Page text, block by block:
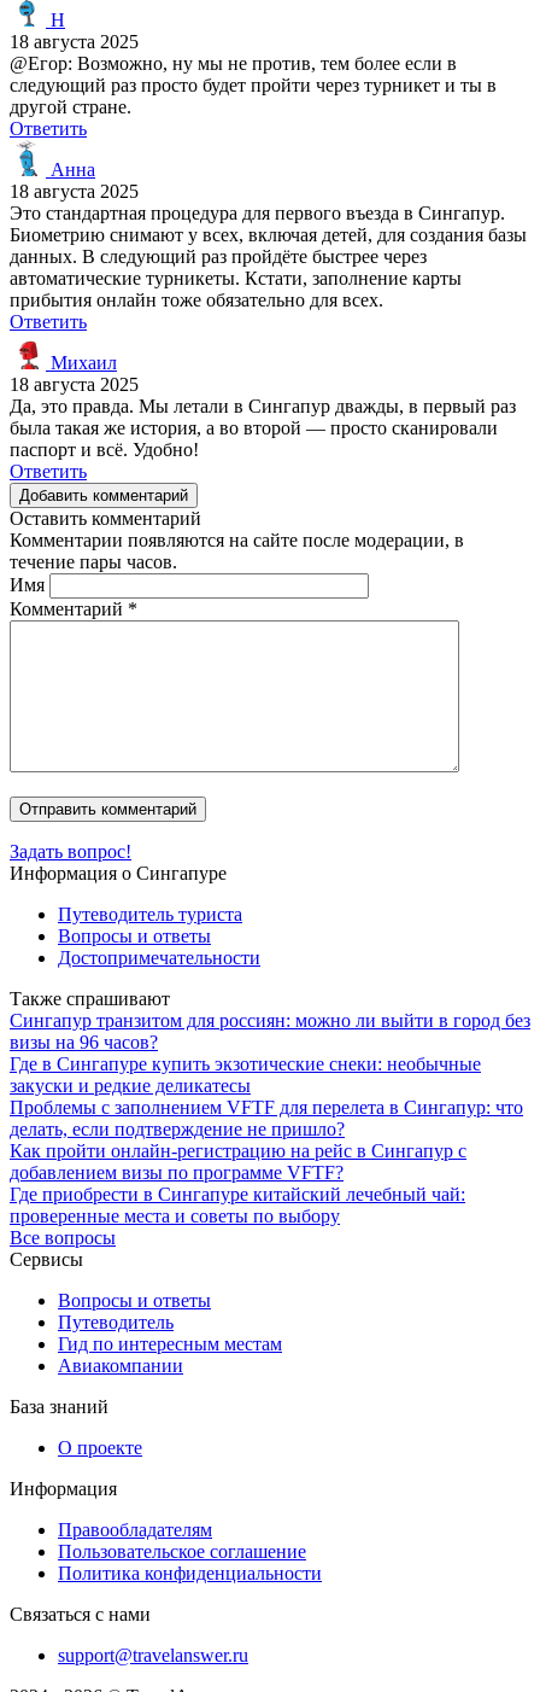
H
18 августа 2025
@Егор: Возможно, ну мы не против, тем более если в
следующий раз просто будет пройти через турникет и ты в
другой стране.
Ответить
Анна
18 августа 2025
Это стандартная процедура для первого въезда в Сингапур.
Биометрию снимают у всех, включая детей, для создания базы
данных. В следующий раз пройдёте быстрее через
автоматические турникеты. Кстати, заполнение карты
прибытия онлайн тоже обязательно для всех.
Ответить
Михаил
18 августа 2025
Да, это правда. Мы летали в Сингапур дважды, в первый раз
была такая же история, а во второй — просто сканировали
паспорт и всё. Удобно!
Ответить
Добавить комментарий
Оставить комментарий
Комментарии появляются на сайте после модерации, в
течение пары часов.
Имя
Комментарий *
Задать вопрос!
Информация о Сингапуре
Путеводитель туриста
Вопросы и ответы
Достопримечательности
Также спрашивают
Сингапур транзитом для россиян: можно ли выйти в город без
визы на 96 часов?
Где в Сингапуре купить экзотические снеки: необычные
закуски и редкие деликатесы
Проблемы с заполнением VFTF для перелета в Сингапур: что
делать, если подтверждение не пришло?
Как пройти онлайн-регистрацию на рейс в Сингапур с
добавлением визы по программе VFTF?
Где приобрести в Сингапуре китайский лечебный чай:
проверенные места и советы по выбору
Все вопросы
Сервисы
Вопросы и ответы
Путеводитель
Гид по интересным местам
Авиакомпании
База знаний
О проекте
Информация
Правообладателям
Пользовательское соглашение
Политика конфиденциальности
Связаться с нами
support@travelanswer.ru